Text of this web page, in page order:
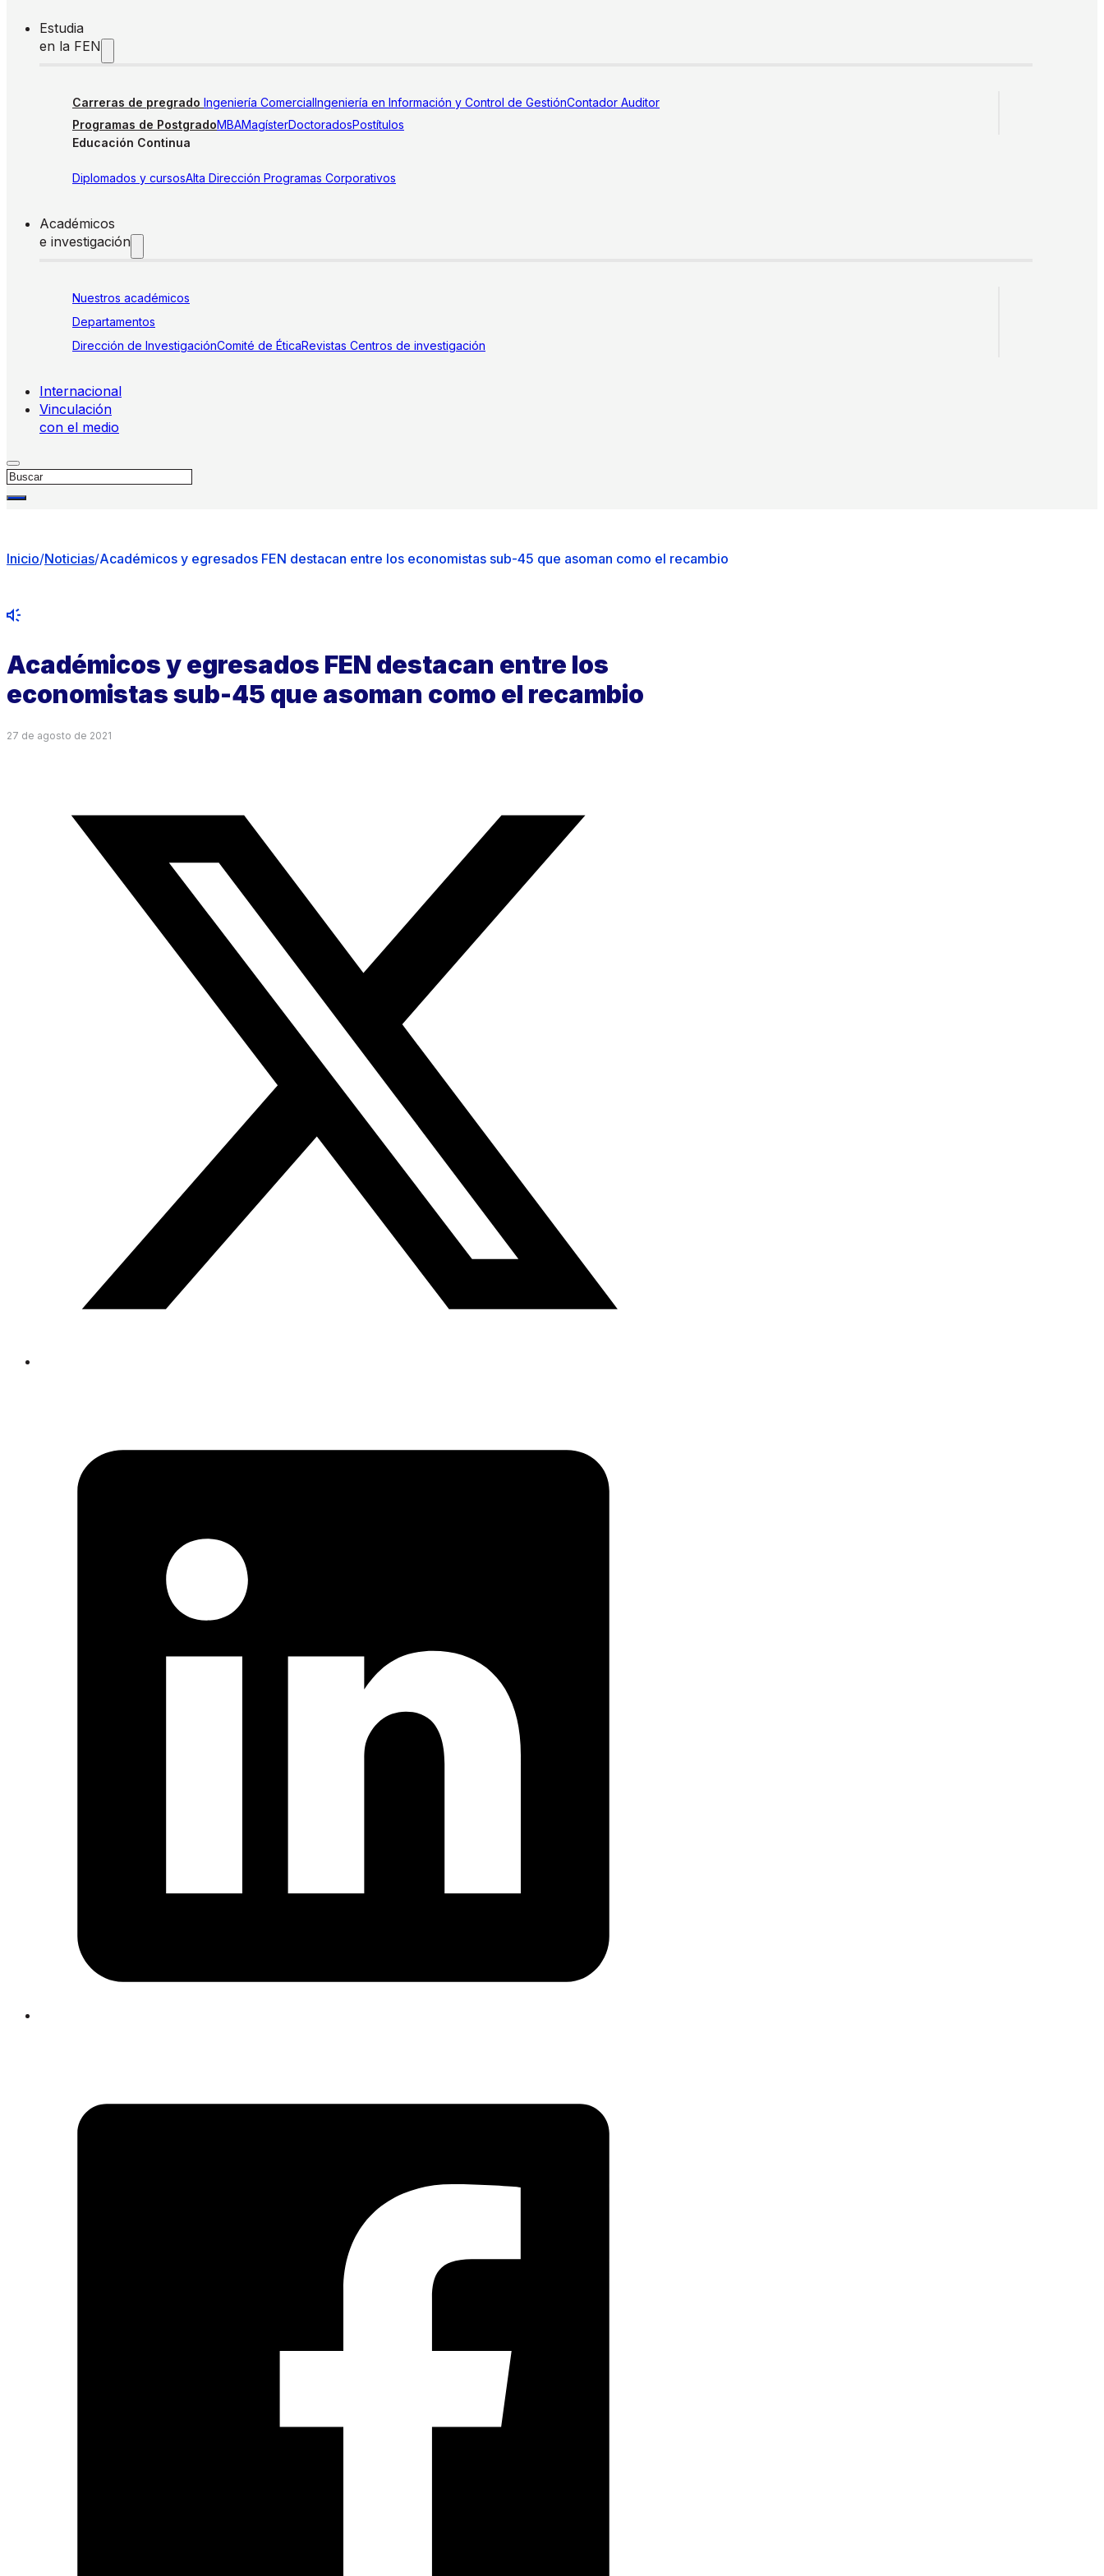
Estudia
en la FEN
Carreras de pregrado Ingeniería ComercialIngeniería en Información y Control de GestiónContador Auditor
Programas de PostgradoMBAMagísterDoctoradosPostítulos
Educación Continua
Diplomados y cursosAlta Dirección Programas Corporativos
Académicos
e investigación
Nuestros académicos
Departamentos
Dirección de InvestigaciónComité de ÉticaRevistas Centros de investigación
Internacional
Vinculación
con el medio
Buscar
Inicio/Noticias/Académicos y egresados FEN destacan entre los economistas sub-45 que asoman como el recambio
Académicos y egresados FEN destacan entre los
economistas sub-45 que asoman como el recambio
27 de agosto de 2021